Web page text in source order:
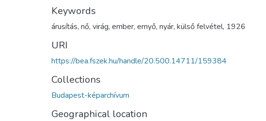
Keywords
árusítás, nő, virág, ember, ernyő, nyár, külső felvétel, 1926
URI
https://bea.fszek.hu/handle/20.500.14711/159384
Collections
Budapest-képarchívum
Geographical location